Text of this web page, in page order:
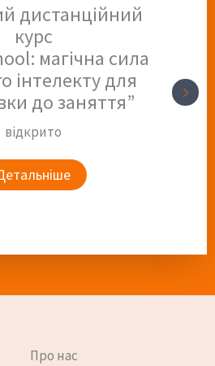
дистанційний
курс
магічна сила
інтелекту для
до заняття”
відкрито
Про нас